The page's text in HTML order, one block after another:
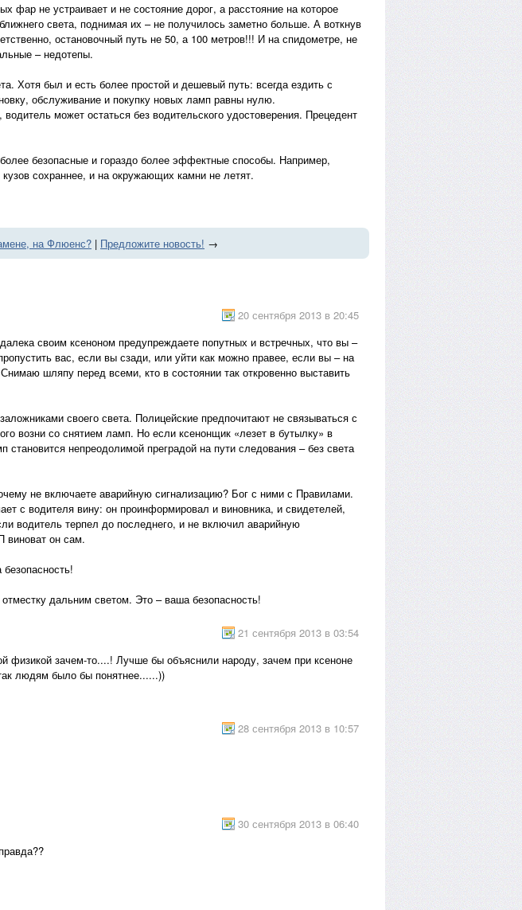
фар не устраивает и не состояние дорог, а расстояние на которое
света, поднимая их – не получилось заметно больше. А воткнув
остановочный путь не 50, а 100 метров!!! И на спидометре, не
– недотепы.
Хотя был и есть более простой и дешевый путь: всегда ездить с
обслуживание и покупку новых ламп равны нулю.
может остаться без водительского удостоверения. Прецедент
безопасные и гораздо более эффектные способы. Например,
сохраннее, и на окружающих камни не летят.
на Флюенс? | Предложите новость! →
20 сентября 2013 в 20:45
своим ксеноном предупреждаете попутных и встречных, что вы –
вас, если вы сзади, или уйти как можно правее, если вы – на
шляпу перед всеми, кто в состоянии так откровенно выставить
своего света. Полицейские предпочитают не связываться с
возни со снятием ламп. Но если ксенонщик «лезет в бутылку» в
непреодолимой преградой на пути следования – без света
не включаете аварийную сигнализацию? Бог с ними с Правилами.
с водителя вину: он проинформировал и виновника, и свидетелей,
водитель терпел до последнего, и не включил аварийную
виноват он сам.
дальним светом. Это – ваша безопасность!
21 сентября 2013 в 03:54
физикой зачем-то....! Лучше бы объяснили народу, зачем при ксеноне
людям было бы понятнее......))
28 сентября 2013 в 10:57
30 сентября 2013 в 06:40